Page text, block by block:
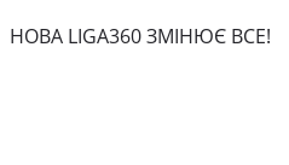
НОВА LIGA360 ЗМІНЮЄ ВСЕ!